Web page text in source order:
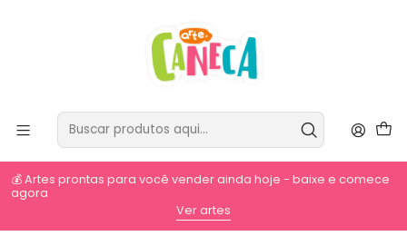
💰 Artes prontas para você vender ainda hoje - baixe e comece
agora
Ver artes